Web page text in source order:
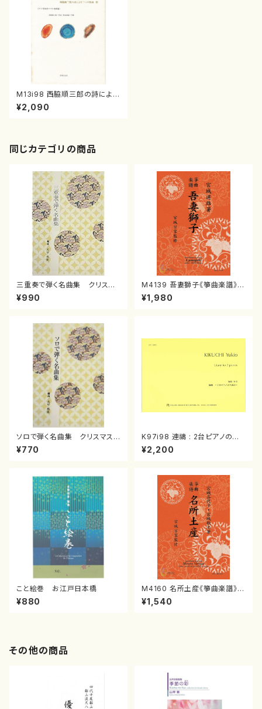
M13i98 西脇順三郎の詩による
三つの歌曲（ソプラノ独唱、ピア
ノ/松永通温/楽譜）
¥2,090
同じカテゴリの商品
三重奏で弾く名曲集 クリスマ
スメドレー( 箏2/大平光美 編
曲/楽譜）
¥990
M4139 吾妻獅子《箏曲楽譜》
（箏/宮城道雄著・宮城宗家監修/
箏曲古典楽譜）
¥1,980
ソロで弾く名曲集 クリスマス・
イブ／恋人がサンタクロース(
箏独奏 /大平光美 編曲/楽
¥770
K97i98 連禱 : 2台ピアノのた
めの（2 Pianos / 菊池 幸夫 /
楽譜）
¥2,200
こと絵巻 お江戸日本橋
¥880
M4160 名所土産《箏曲楽譜》
（箏/宮城喜代子・宮城数江著・
宮城宗家監修/箏曲古典楽譜）
¥1,540
その他の商品